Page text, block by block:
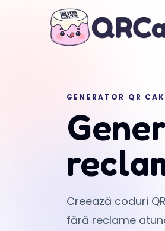
GENERATOR QR
Creează coduri
fără reclame